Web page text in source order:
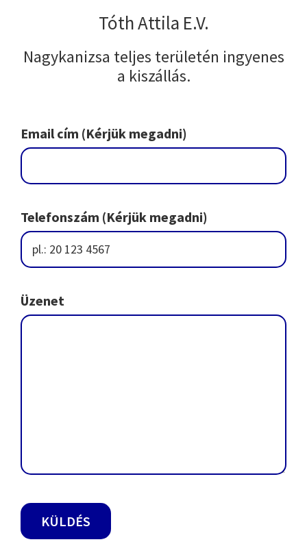
Tóth Attila E.V.
Nagykanizsa teljes területén ingyenes
a kiszállás.
Email cím (Kérjük megadni)
Telefonszám (Kérjük megadni)
Üzenet